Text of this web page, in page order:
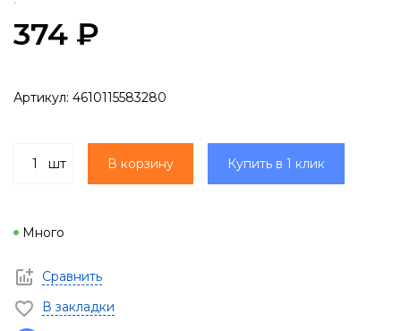
374 ₽
Артикул: 4610115583280
шт В корзину Купить в 1 клик
Много
Сравнить
В закладки